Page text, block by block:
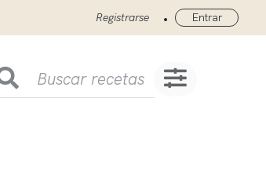
Registrarse • Entrar